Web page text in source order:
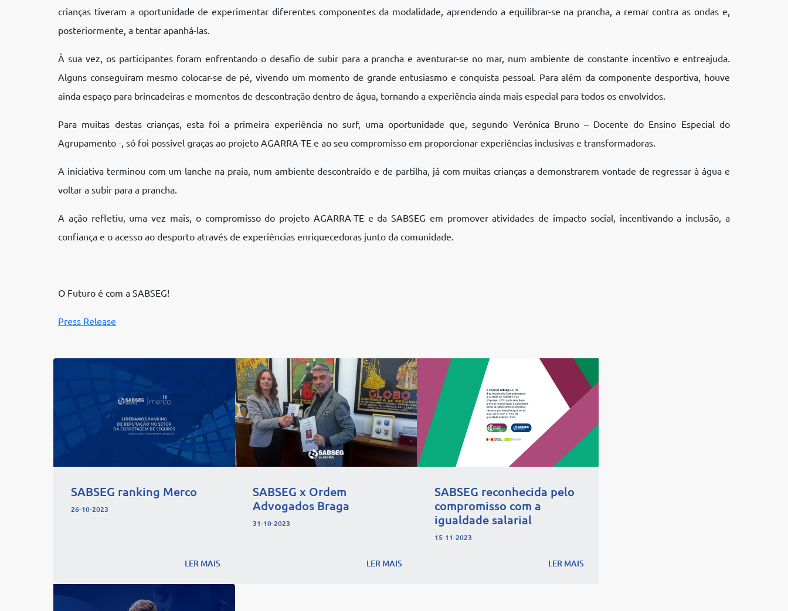
crianças tiveram a oportunidade de experimentar diferentes componentes da modalidade, aprendendo a equilibrar-se na prancha, a remar contra as ondas e,
posteriormente, a tentar apanhá-las.
À sua vez, os participantes foram enfrentando o desafio de subir para a prancha e aventurar-se no mar, num ambiente de constante incentivo e entreajuda.
Alguns conseguiram mesmo colocar-se de pé, vivendo um momento de grande entusiasmo e conquista pessoal. Para além da componente desportiva, houve
ainda espaço para brincadeiras e momentos de descontração dentro de água, tornando a experiência ainda mais especial para todos os envolvidos.
Para muitas destas crianças, esta foi a primeira experiência no surf, uma oportunidade que, segundo Verónica Bruno – Docente do Ensino Especial do
Agrupamento -, só foi possível graças ao projeto AGARRA-TE e ao seu compromisso em proporcionar experiências inclusivas e transformadoras.
A iniciativa terminou com um lanche na praia, num ambiente descontraído e de partilha, já com muitas crianças a demonstrarem vontade de regressar à água e
voltar a subir para a prancha.
A ação refletiu, uma vez mais, o compromisso do projeto AGARRA-TE e da SABSEG em promover atividades de impacto social, incentivando a inclusão, a
confiança e o acesso ao desporto através de experiências enriquecedoras junto da comunidade.
O Futuro é com a SABSEG!
Press Release
SABSEG ranking Merco
26-10-2023
LER MAIS
SABSEG x Ordem
Advogados Braga
31-10-2023
LER MAIS
SABSEG reconhecida pelo
compromisso com a
igualdade salarial
15-11-2023
LER MAIS